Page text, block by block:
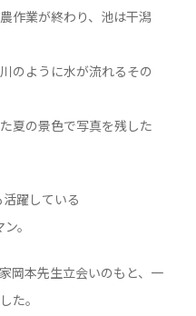
作業が終わり、池は干潟
のように水が流れるその
夏の景色で写真を残した
躍している
。
岡本先生立会いのもと、一
た。